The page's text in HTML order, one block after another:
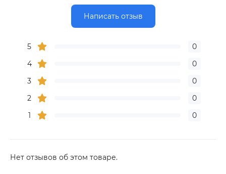
Написать отзыв
5
0
4
0
3
0
2
0
1
0
Нет отзывов об этом товаре.